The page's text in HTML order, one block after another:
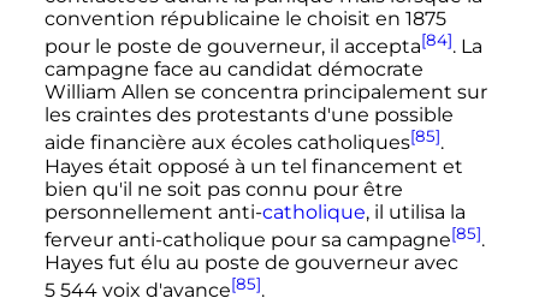
convention républicaine le choisit en 1875
pour le poste de gouverneur, il accepta[84]. La
campagne face au candidat démocrate
William Allen se concentra principalement sur
les craintes des protestants d'une possible
aide financière aux écoles catholiques[85].
Hayes était opposé à un tel financement et
bien qu'il ne soit pas connu pour être
personnellement anti-catholique, il utilisa la
ferveur anti-catholique pour sa campagne[85].
Hayes fut élu au poste de gouverneur avec
5 544 voix d'avance[85].